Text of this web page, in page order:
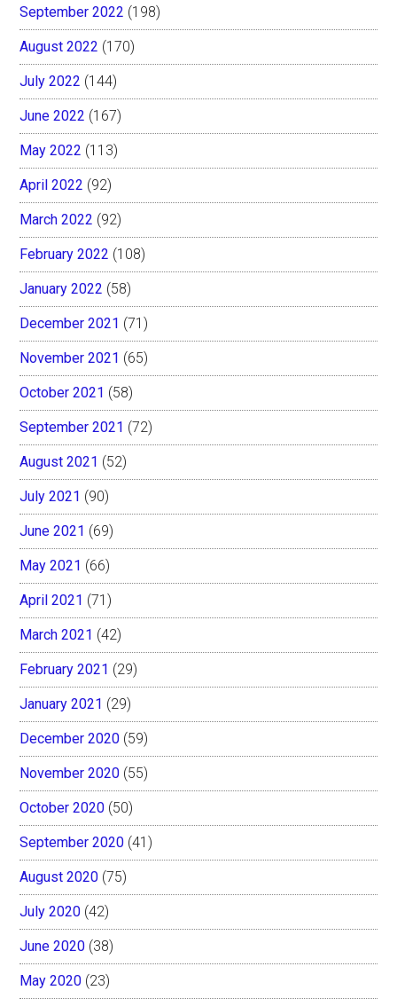
September 2022 (198)
August 2022 (170)
July 2022 (144)
June 2022 (167)
May 2022 (113)
April 2022 (92)
March 2022 (92)
February 2022 (108)
January 2022 (58)
December 2021 (71)
November 2021 (65)
October 2021 (58)
September 2021 (72)
August 2021 (52)
July 2021 (90)
June 2021 (69)
May 2021 (66)
April 2021 (71)
March 2021 (42)
February 2021 (29)
January 2021 (29)
December 2020 (59)
November 2020 (55)
October 2020 (50)
September 2020 (41)
August 2020 (75)
July 2020 (42)
June 2020 (38)
May 2020 (23)